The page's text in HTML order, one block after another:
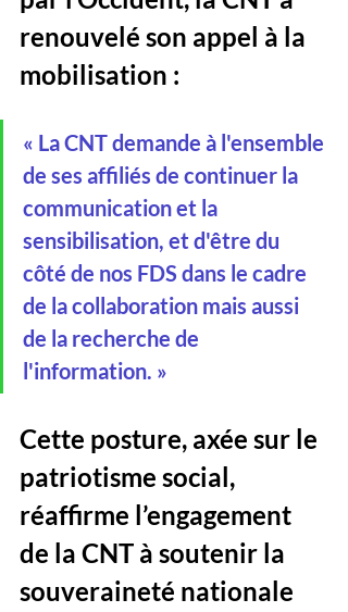
renouvelé son appel à la
mobilisation :
« La CNT demande à l'ensemble
de ses affiliés de continuer la
communication et la
sensibilisation, et d'être du
côté de nos FDS dans le cadre
de la collaboration mais aussi
de la recherche de
l'information. »
Cette posture, axée sur le
patriotisme social,
réaffirme l’engagement
de la CNT à soutenir la
souveraineté nationale